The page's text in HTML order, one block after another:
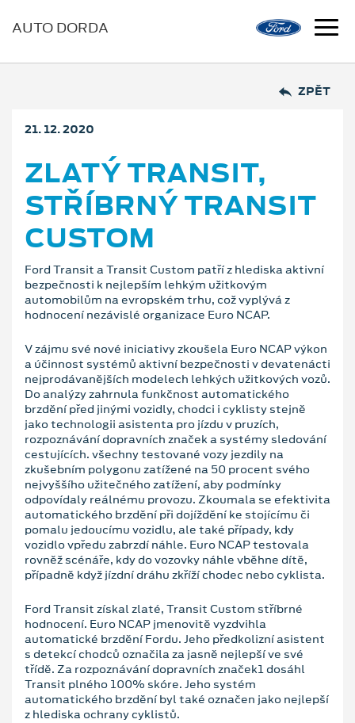
AUTO DORDA
ZPĚT
21. 12. 2020
ZLATÝ TRANSIT,
STŘÍBRNÝ TRANSIT
CUSTOM
Ford Transit a Transit Custom patří z hlediska aktivní
bezpečnosti k nejlepším lehkým užitkovým
automobilům na evropském trhu, což vyplývá z
hodnocení nezávislé organizace Euro NCAP.
V zájmu své nové iniciativy zkoušela Euro NCAP výkon
a účinnost systémů aktivní bezpečnosti v devatenácti
nejprodávanějších modelech lehkých užitkových vozů.
Do analýzy zahrnula funkčnost automatického
brzdění před jinými vozidly, chodci i cyklisty stejně
jako technologii asistenta pro jízdu v pruzích,
rozpoznávání dopravních značek a systémy sledování
cestujících. všechny testované vozy jezdily na
zkušebním polygonu zatížené na 50 procent svého
nejvyššího užitečného zatížení, aby podmínky
odpovídaly reálnému provozu. Zkoumala se efektivita
automatického brzdění při dojíždění ke stojícímu či
pomalu jedoucímu vozidlu, ale také případy, kdy
vozidlo vpředu zabrzdí náhle. Euro NCAP testovala
rovněž scénáře, kdy do vozovky náhle vběhne dítě,
případně když jízdní dráhu zkříží chodec nebo cyklista.
Ford Transit získal zlaté, Transit Custom stříbrné
hodnocení. Euro NCAP jmenovitě vyzdvihla
automatické brzdění Fordu. Jeho předkolizní asistent
s detekcí chodců označila za jasně nejlepší ve své
třídě. Za rozpoznávání dopravních značek1 dosáhl
Transit plného 100% skóre. Jeho systém
automatického brzdění byl také označen jako nejlepší
z hlediska ochrany cyklistů.